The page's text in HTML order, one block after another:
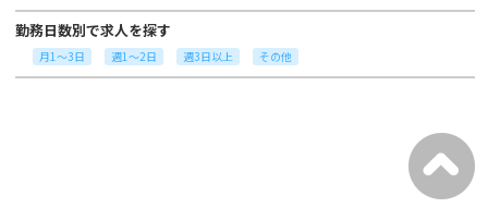
勤務日数別で求人を探す
月1～3日 週1～2日 週3日以上 その他